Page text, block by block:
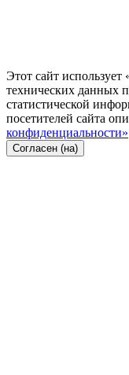
Этот сайт использует
технических данных
статистической
посетителей сайта
конфиденциальности»
Согласен (на)